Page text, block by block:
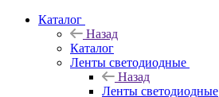
Каталог
Назад
Каталог
Ленты светодиодные
Назад
Ленты светодиодные